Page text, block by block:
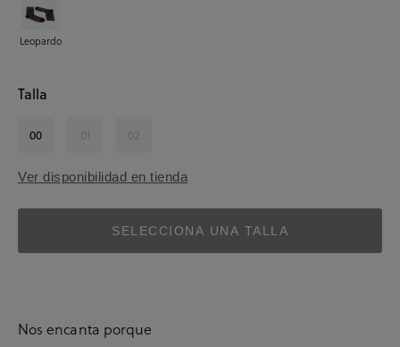
Leopardo
Talla
00 01 02
Ver disponibilidad en tienda
SELECCIONA UNA TALLA
Nos encanta porque